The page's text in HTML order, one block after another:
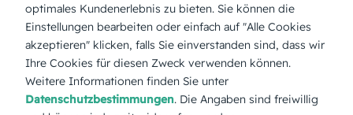
Stückpreis: 2,60 €
Gesamtpreis: 65,00 € Inkl. MwSt. zzgl. Versand
optimales Kundenerlebnis zu bieten. Sie können die
Einstellungen bearbeiten oder einfach auf "Alle Cookies
akzeptieren" klicken, falls Sie einverstanden sind, dass wir
Ihre Cookies für diesen Zweck verwenden können.
Weitere Informationen finden Sie unter
Datenschutzbestimmungen. Die Angaben sind freiwillig